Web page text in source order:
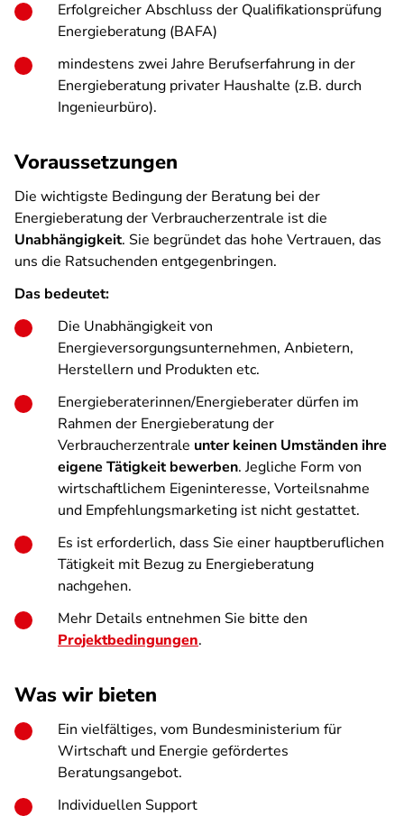
Erfolgreicher Abschluss der Qualifikationsprüfung
Energieberatung (BAFA)
mindestens zwei Jahre Berufserfahrung in der
Energieberatung privater Haushalte (z.B. durch
Ingenieurbüro).
Voraussetzungen
Die wichtigste Bedingung der Beratung bei der
Energieberatung der Verbraucherzentrale ist die
Unabhängigkeit. Sie begründet das hohe Vertrauen, das
uns die Ratsuchenden entgegenbringen.
Das bedeutet:
Die Unabhängigkeit von
Energieversorgungsunternehmen, Anbietern,
Herstellern und Produkten etc.
Energieberaterinnen/Energieberater dürfen im
Rahmen der Energieberatung der
Verbraucherzentrale unter keinen Umständen ihre
eigene Tätigkeit bewerben. Jegliche Form von
wirtschaftlichem Eigeninteresse, Vorteilsnahme
und Empfehlungsmarketing ist nicht gestattet.
Es ist erforderlich, dass Sie einer hauptberuflichen
Tätigkeit mit Bezug zu Energieberatung
nachgehen.
Mehr Details entnehmen Sie bitte den
Projektbedingungen.
Was wir bieten
Ein vielfältiges, vom Bundesministerium für
Wirtschaft und Energie gefördertes
Beratungsangebot.
Individuellen Support